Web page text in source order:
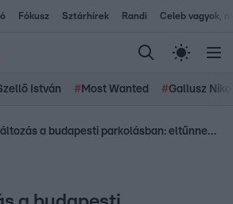
Fókusz Sztárhírek Randi Celeb vagyok,
István # Most Wanted #Gallusz
Nagy változás a budapesti parkolásban: eltűnnek az automaták, az árak pedig emelkednek júliustól